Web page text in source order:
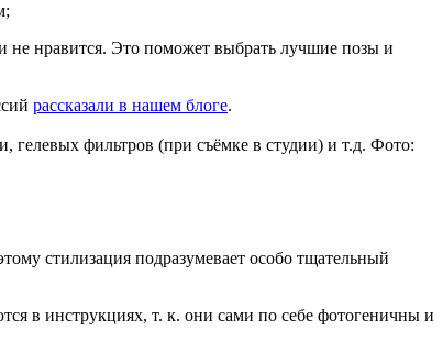
не нравится. Это поможет выбрать лучшие позы и
рассказали в нашем блоге.
фильтров (при съёмке в студии) и т.д. Фото:
стилизация подразумевает особо тщательный
в инструкциях, т. к. они сами по себе фотогеничны и